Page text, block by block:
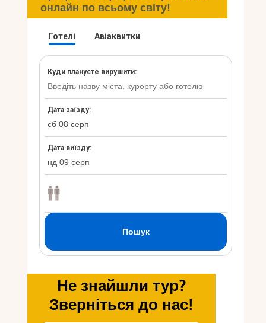
Країни
Контакти
онлайн по всьому світу!
Не знайшли тур?
Зверніться до нас!